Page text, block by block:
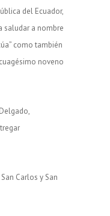
del Ecuador,
saludar a nombre
como también
noveno
Carlos y San